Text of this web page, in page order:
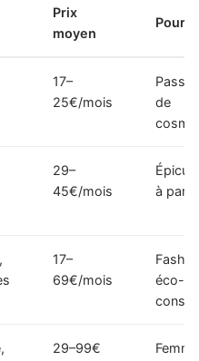
Prix
moyen
Pour
17–
25€/mois
de
29–
45€/mois
à
17–
69€/mois
éco-
29–99€